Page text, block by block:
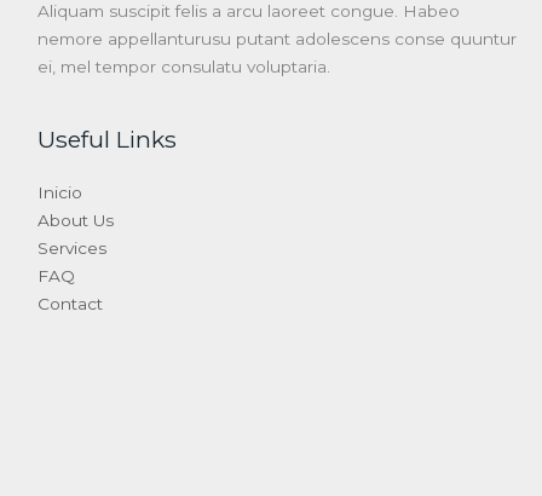
Aliquam suscipit felis a arcu laoreet congue. Habeo
nemore appellanturusu putant adolescens conse quuntur
ei, mel tempor consulatu voluptaria.
Useful Links
Inicio
About Us
Services
FAQ
Contact